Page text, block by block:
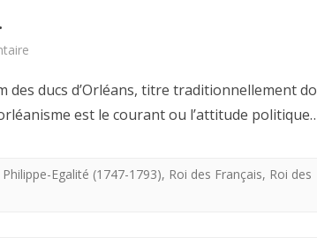
de
des ducs d’Orléans, titre traditionnellement
est le courant ou l’attitude
Philippe-Egalité (1747-1793), Roi des Français, Roi des